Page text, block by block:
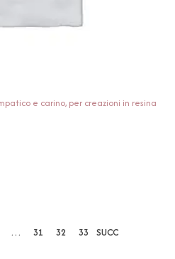
e carino, per creazioni in resina
… 31 32 33 SUCC